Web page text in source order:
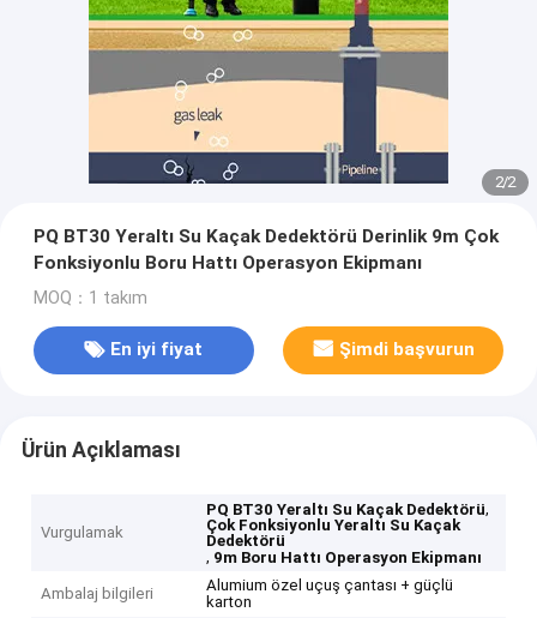
2/2
PQ BT30 Yeraltı Su Kaçak Dedektörü Derinlik 9m Çok
Fonksiyonlu Boru Hattı Operasyon Ekipmanı
MOQ：1 takım
En iyi fiyat Şimdi başvurun
Ürün Açıklaması
Vurgulamak
PQ BT30 Yeraltı Su Kaçak Dedektörü,
Çok Fonksiyonlu Yeraltı Su Kaçak
Dedektörü
, 9m Boru Hattı Operasyon Ekipmanı
Ambalaj bilgileri
Alumium özel uçuş çantası + güçlü
karton